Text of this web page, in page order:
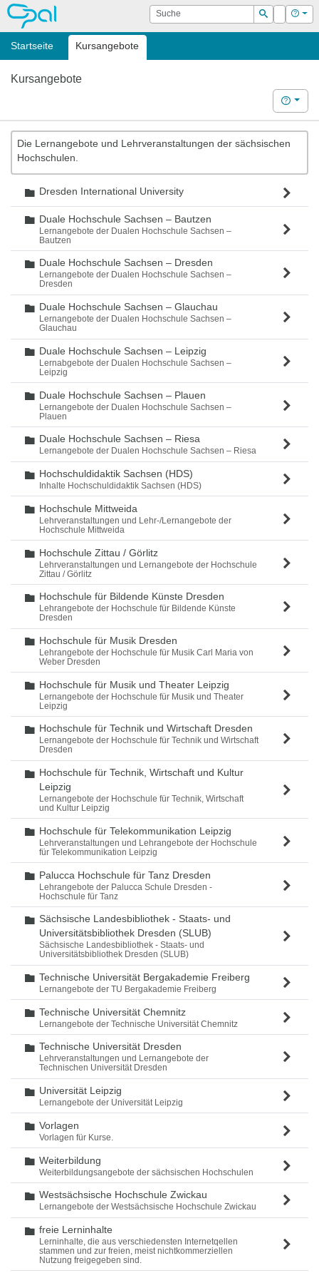
OPAL Suche
Suchen
Login Hilfe
Startseite Kursangebote
Kursangebote
Hilfe
Die Lernangebote und Lehrveranstaltungen der sächsischen
Hochschulen.
Ordner
Dresden International University
Ordner
Duale Hochschule Sachsen – Bautzen
Lernangebote der Dualen Hochschule Sachsen –
Bautzen
Ordner
Duale Hochschule Sachsen – Dresden
Lernangebote der Dualen Hochschule Sachsen –
Dresden
Ordner
Duale Hochschule Sachsen – Glauchau
Lernangebote der Dualen Hochschule Sachsen –
Glauchau
Ordner
Duale Hochschule Sachsen – Leipzig
Lernabgebote der Dualen Hochschule Sachsen –
Leipzig
Ordner
Duale Hochschule Sachsen – Plauen
Lernangebote der Dualen Hochschule Sachsen –
Plauen
Ordner
Duale Hochschule Sachsen – Riesa
Lernangebote der Dualen Hochschule Sachsen – Riesa
Ordner
Hochschuldidaktik Sachsen (HDS)
Inhalte Hochschuldidaktik Sachsen (HDS)
Ordner
Hochschule Mittweida
Lehrveranstaltungen und Lehr-/Lernangebote der
Hochschule Mittweida
Ordner
Hochschule Zittau / Görlitz
Lehrveranstaltungen und Lernangebote der Hochschule
Zittau / Görlitz
Ordner
Hochschule für Bildende Künste Dresden
Lehrangebote der Hochschule für Bildende Künste
Dresden
Ordner
Hochschule für Musik Dresden
Lehrangebote der Hochschule für Musik Carl Maria von
Weber Dresden
Ordner
Hochschule für Musik und Theater Leipzig
Lernangebote der Hochschule für Musik und Theater
Leipzig
Ordner
Hochschule für Technik und Wirtschaft Dresden
Lernangebote der Hochschule für Technik und Wirtschaft
Dresden
Ordner
Hochschule für Technik, Wirtschaft und Kultur
Leipzig
Lernangebote der Hochschule für Technik, Wirtschaft
und Kultur Leipzig
Ordner
Hochschule für Telekommunikation Leipzig
Lehrveranstaltungen und Lehrangebote der Hochschule
für Telekommunikation Leipzig
Ordner
Palucca Hochschule für Tanz Dresden
Lehrangebote der Palucca Schule Dresden -
Hochschule für Tanz
Ordner
Sächsische Landesbibliothek - Staats- und
Universitätsbibliothek Dresden (SLUB)
Sächsische Landesbibliothek - Staats- und
Universitätsbibliothek Dresden (SLUB)
Ordner
Technische Universität Bergakademie Freiberg
Lernangebote der TU Bergakademie Freiberg
Ordner
Technische Universität Chemnitz
Lernangebote der Technische Universität Chemnitz
Ordner
Technische Universität Dresden
Lehrveranstaltungen und Lernangebote der
Technischen Universität Dresden
Ordner
Universität Leipzig
Lernangebote der Universität Leipzig
Ordner
Vorlagen
Vorlagen für Kurse.
Ordner
Weiterbildung
Weiterbildungsangebote der sächsischen Hochschulen
Ordner
Westsächsische Hochschule Zwickau
Lernangebote der Westsächsische Hochschule Zwickau
Ordner
freie Lerninhalte
Lerninhalte, die aus verschiedensten Internetqellen
stammen und zur freien, meist nichtkommerziellen
Nutzung freigegeben sind.